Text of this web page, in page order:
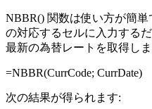
NBBR() 関数は使い方が簡
の対応するセルに入力する
最新の為替レートを取得し
=NBBR(CurrCode; CurrDate)
次の結果が得られます: